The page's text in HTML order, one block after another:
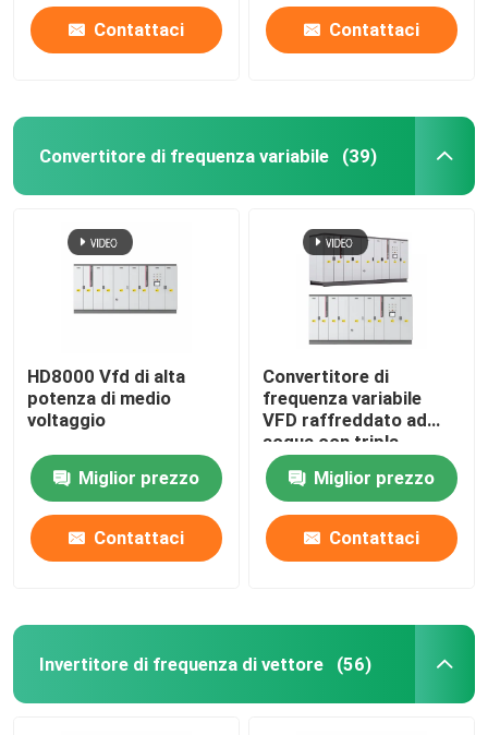
Casa.
Prodotti
Video
Contattaci Contattaci
Convertitore di frequenza variabile (39)
HD8000 Vfd di alta
potenza di medio
voltaggio
Miglior prezzo
Contattaci
Convertitore di
frequenza variabile
VFD raffreddato ad
acqua con tripla
rettificazione
dell'inverter elettrico
Miglior prezzo
Contattaci
Invertitore di frequenza di vettore (56)